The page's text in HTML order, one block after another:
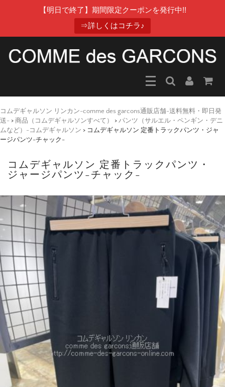
【明日で終了】期間限定クーポンを発行中!!
⇒詳しくはコチラ♪
コムデギャルソン リンカン-comme des garcons通販店舗-送料無料・即日発
送- > 商品（コムデギャルソンすべて） > パンツ（サルエル・ペンギン・デニ
ムなど）-コムデギャルソン > コムデギャルソン 定番トラックパンツ・ジャ
ージパンツ-チャック-
コムデギャルソン 定番トラックパンツ・
ジャージパンツ-チャック-